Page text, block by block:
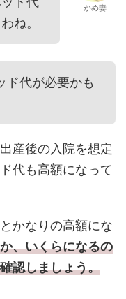
ね。
かめ妻
ド代が必要かも
産後の入院を想定
代も高額になって
かなりの高額にな
、いくらになるの
認しましょう。